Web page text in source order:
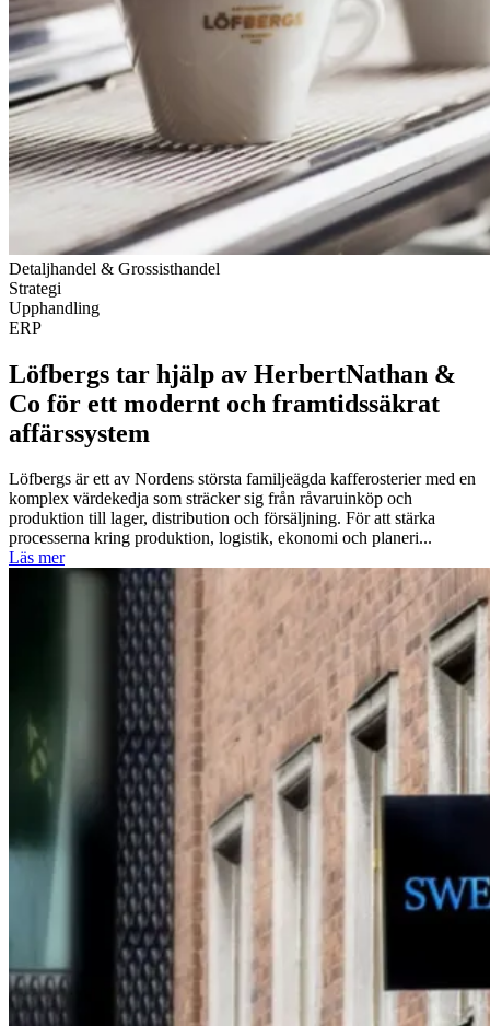
Detaljhandel & Grossisthandel
Strategi
Upphandling
ERP
Löfbergs tar hjälp av HerbertNathan &
Co för ett modernt och framtidssäkrat
affärssystem
Löfbergs är ett av Nordens största familjeägda kafferosterier med en
komplex värdekedja som sträcker sig från råvaruinköp och
produktion till lager, distribution och försäljning. För att stärka
processerna kring produktion, logistik, ekonomi och planeri...
Läs mer